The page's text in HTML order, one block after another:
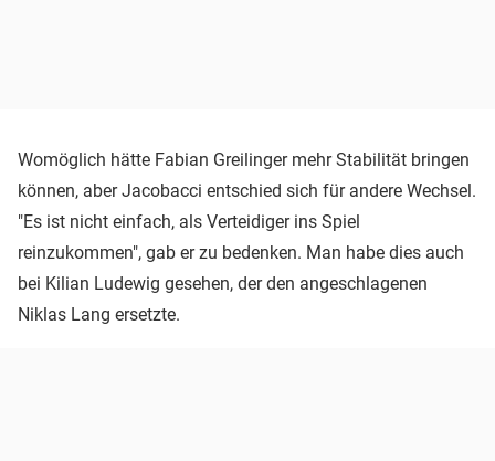
Womöglich hätte Fabian Greilinger mehr Stabilität bringen
können, aber Jacobacci entschied sich für andere Wechsel.
"Es ist nicht einfach, als Verteidiger ins Spiel
reinzukommen", gab er zu bedenken. Man habe dies auch
bei Kilian Ludewig gesehen, der den angeschlagenen
Niklas Lang ersetzte.